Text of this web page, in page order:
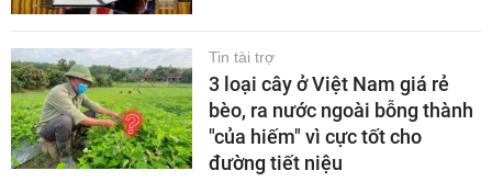
Tin tài trợ
3 loại cây ở Việt Nam giá rẻ
bèo, ra nước ngoài bỗng thành
"của hiếm" vì cực tốt cho
đường tiết niệu